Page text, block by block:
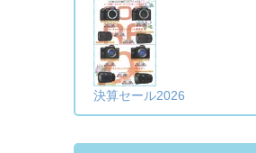
決算セール2026